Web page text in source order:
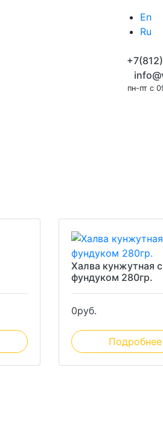
En
Ru
пн-пт с
Халва кунжутная с
фундуком 280гр.
0руб.
Подробнее